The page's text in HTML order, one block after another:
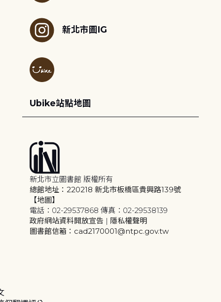
新北市圖IG
Ubike站點地圖
新北市立圖書館 版權所有
總館地址：220218 新北市板橋區貴興路139號
【地圖】
電話：02-29537868 傳真：02-29538139
政府網站資料開放宣告 | 隱私權聲明
圖書館信箱：cad2170001@ntpc.gov.tw